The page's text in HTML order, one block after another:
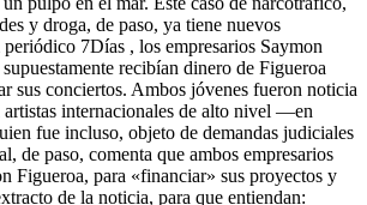
y droga, de paso, ya tiene nuevos
7Días , los empresarios Saymon
recibían dinero de Figueroa
sus conciertos. Ambos jóvenes fueron noticia
artistas internacionales de alto nivel —en
fue incluso, objeto de demandas judiciales
de paso, comenta que ambos empresarios
Figueroa, para «financiar» sus proyectos y
de la noticia, para que entiendan: